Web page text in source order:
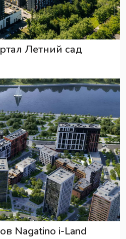
Летний сад
Nagatino i-Land